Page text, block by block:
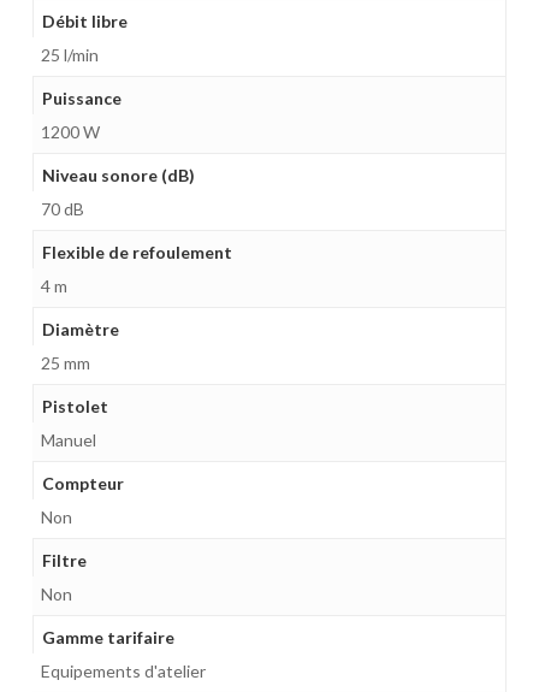
Débit libre
25 l/min
Puissance
1200 W
Niveau sonore (dB)
70 dB
Flexible de refoulement
4 m
Diamètre
25 mm
Pistolet
Manuel
Compteur
Non
Filtre
Non
Gamme tarifaire
Equipements d'atelier